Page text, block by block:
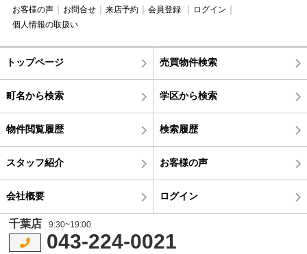
お客様の声
お問合せ 来店予約 会員登録
ログイン
個人情報の取扱い
トップページ 売買物件検索
町名から検索 学区から検索
物件閲覧履歴 検索履歴
スタッフ紹介 お客様の声
会社概要 ログイン
千葉店 9:30~19:00
043-224-0021